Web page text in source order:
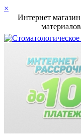
×
Интернет